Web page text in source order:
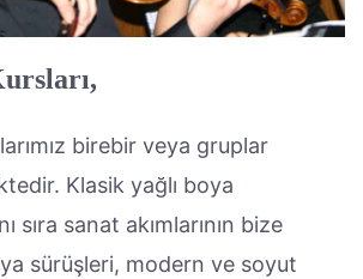
birebir veya gruplar
Klasik yağlı boya
sıra sanat akımlarının bize
sürüşleri, modern ve soyut